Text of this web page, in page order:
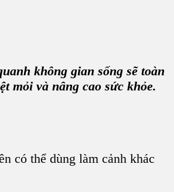
không gian sống sẽ toàn
mỏi và nâng cao sức khỏe.
có thể dùng làm cảnh khác